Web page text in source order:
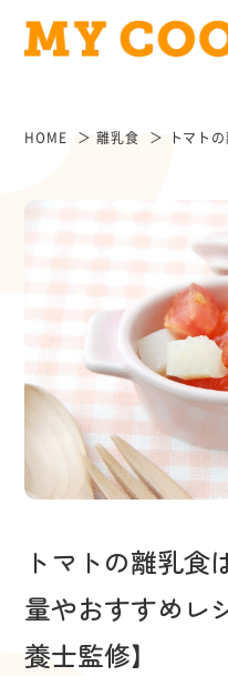
HOME 離乳食 トマト
トマトの離乳食
量やおすすめレ
養士監修】